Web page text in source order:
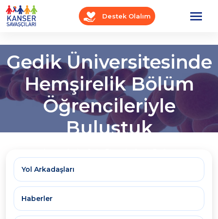
Destek Olalım
Gedik Üniversitesinde
Hemşirelik Bölüm
Öğrencileriyle
Buluştuk
Yol Arkadaşları
Haberler